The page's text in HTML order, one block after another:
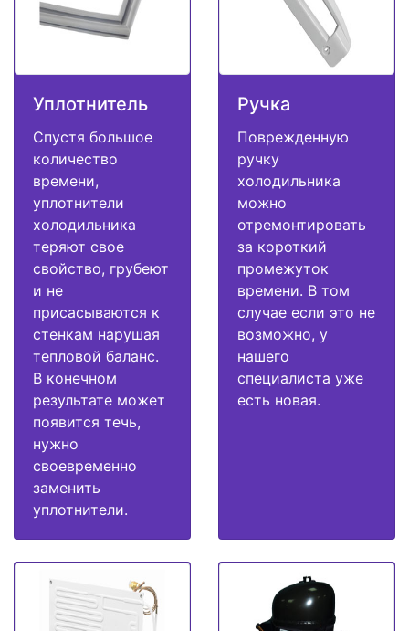
Уплотнитель
Спустя большое
количество
времени,
уплотнители
холодильника
теряют свое
свойство, грубеют
и не
присасываются к
стенкам нарушая
тепловой баланс.
В конечном
результате может
появится течь,
нужно
своевременно
заменить
уплотнители.
Ручка
Поврежденную
ручку
холодильника
можно
отремонтировать
за короткий
промежуток
времени. В том
случае если это не
возможно, у
нашего
специалиста уже
есть новая.